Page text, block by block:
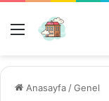
Menü
Anasayfa /Genel